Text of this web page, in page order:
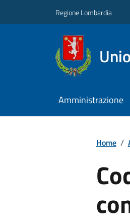
Regione Lombardia
Amministrazione
Home /